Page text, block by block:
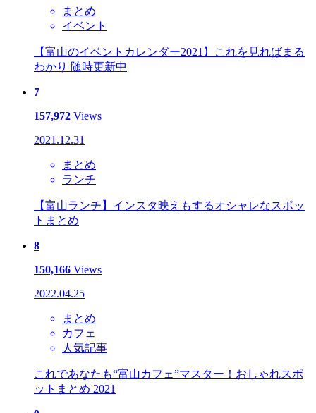
まとめ
イベント
【富山のイベントカレンダー2021】これを見ればまる
わかり 随時更新中
7
157,972 Views
2021.12.31
まとめ
ランチ
【富山ランチ】インスタ映えもするオシャレなスポッ
トまとめ
8
150,166 Views
2022.04.25
まとめ
カフェ
人気記事
これであなたも“富山カフェ”マスター！おしゃれスポ
ットまとめ 2021